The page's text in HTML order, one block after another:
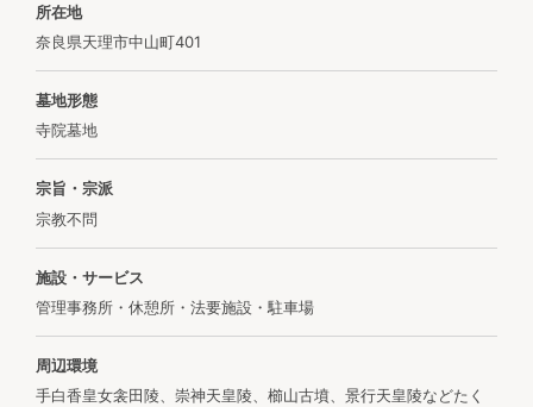
所在地
奈良県天理市中山町401
墓地形態
寺院墓地
宗旨・宗派
宗教不問
施設・サービス
管理事務所・休憩所・法要施設・駐車場
周辺環境
手白香皇女衾田陵、崇神天皇陵、櫛山古墳、景行天皇陵などたく